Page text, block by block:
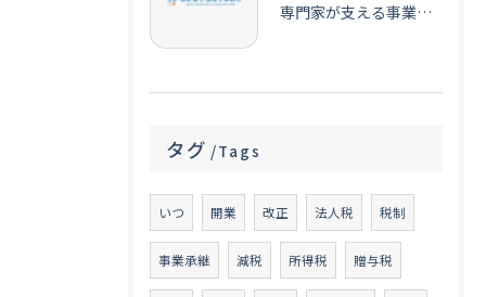
専門家が支える事業承継の税務と節税対策
タグ Tags
いつ 開業 改正 法人税 税制
事業承継 減税 所得税 贈与税